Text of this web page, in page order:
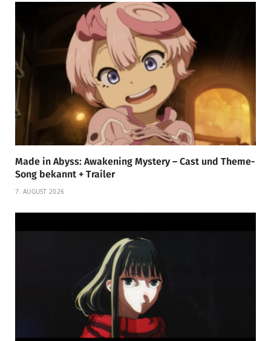
Made in Abyss: Awakening Mystery – Cast und Theme-
Song bekannt + Trailer
7. AUGUST 2026